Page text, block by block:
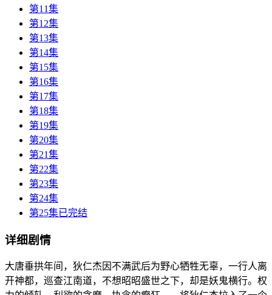
第11集
第12集
第13集
第14集
第15集
第16集
第17集
第18集
第19集
第20集
第21集
第22集
第23集
第24集
第25集已完结
详细剧情
大唐垂拱年间，狄仁杰因不满武后为野心牺牲无辜，一行人离
开神都，巡查江南道，不想昭昭盛世之下，却是妖鬼横行。权